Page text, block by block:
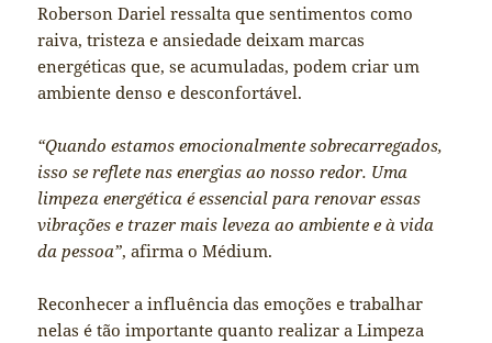
Roberson Dariel ressalta que sentimentos como
raiva, tristeza e ansiedade deixam marcas
energéticas que, se acumuladas, podem criar um
ambiente denso e desconfortável.
“Quando estamos emocionalmente sobrecarregados,
isso se reflete nas energias ao nosso redor. Uma
limpeza energética é essencial para renovar essas
vibrações e trazer mais leveza ao ambiente e à vida
da pessoa”, afirma o Médium.
Reconhecer a influência das emoções e trabalhar
nelas é tão importante quanto realizar a Limpeza